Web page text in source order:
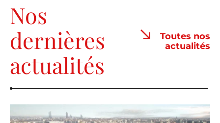
Nos
dernières
actualités
Toutes nos
actualités